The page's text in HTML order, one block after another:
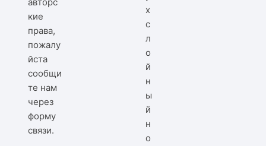
кие
права,
пожалу
йста
сообщи
те нам
через
форму
связи.
х
с
л
о
й
н
ы
й
н
о